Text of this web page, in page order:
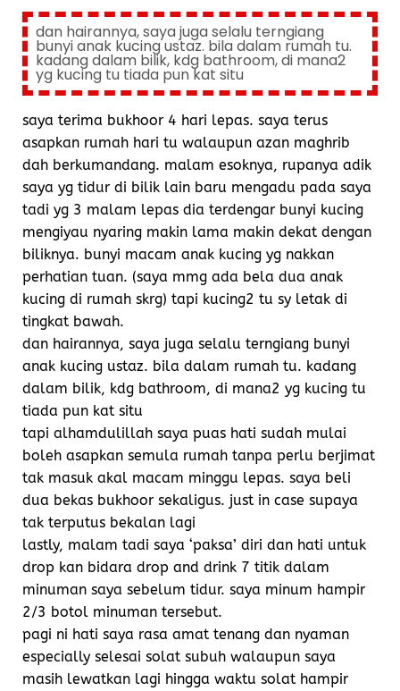
dan hairannya, saya juga selalu terngiang
bunyi anak kucing ustaz. bila dalam rumah tu.
kadang dalam bilik, kdg bathroom, di mana2
yg kucing tu tiada pun kat situ
saya terima bukhoor 4 hari lepas. saya terus
asapkan rumah hari tu walaupun azan maghrib
dah berkumandang. malam esoknya, rupanya adik
saya yg tidur di bilik lain baru mengadu pada saya
tadi yg 3 malam lepas dia terdengar bunyi kucing
mengiyau nyaring makin lama makin dekat dengan
biliknya. bunyi macam anak kucing yg nakkan
perhatian tuan. (saya mmg ada bela dua anak
kucing di rumah skrg) tapi kucing2 tu sy letak di
tingkat bawah.
dan hairannya, saya juga selalu terngiang bunyi
anak kucing ustaz. bila dalam rumah tu. kadang
dalam bilik, kdg bathroom, di mana2 yg kucing tu
tiada pun kat situ
tapi alhamdulillah saya puas hati sudah mulai
boleh asapkan semula rumah tanpa perlu berjimat
tak masuk akal macam minggu lepas. saya beli
dua bekas bukhoor sekaligus. just in case supaya
tak terputus bekalan lagi
lastly, malam tadi saya ‘paksa’ diri dan hati untuk
drop kan bidara drop and drink 7 titik dalam
minuman saya sebelum tidur. saya minum hampir
2/3 botol minuman tersebut.
pagi ni hati saya rasa amat tenang dan nyaman
especially selesai solat subuh walaupun saya
masih lewatkan lagi hingga waktu solat hampir